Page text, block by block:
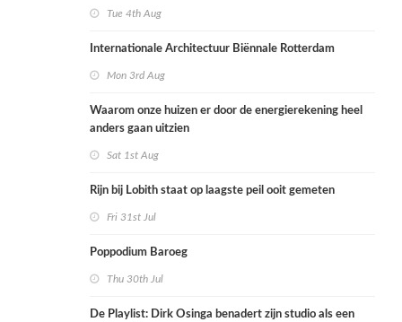
Tue 4th Aug
Internationale Architectuur Biënnale Rotterdam
Mon 3rd Aug
Waarom onze huizen er door de energierekening heel
anders gaan uitzien
Sat 1st Aug
Rijn bij Lobith staat op laagste peil ooit gemeten
Fri 31st Jul
Poppodium Baroeg
Thu 30th Jul
De Playlist: Dirk Osinga benadert zijn studio als een